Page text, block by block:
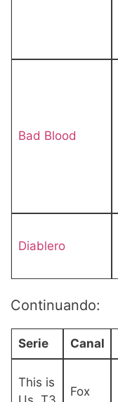
Bad Blood
Diablero
Continuando:
Serie Canal
This is
Fox